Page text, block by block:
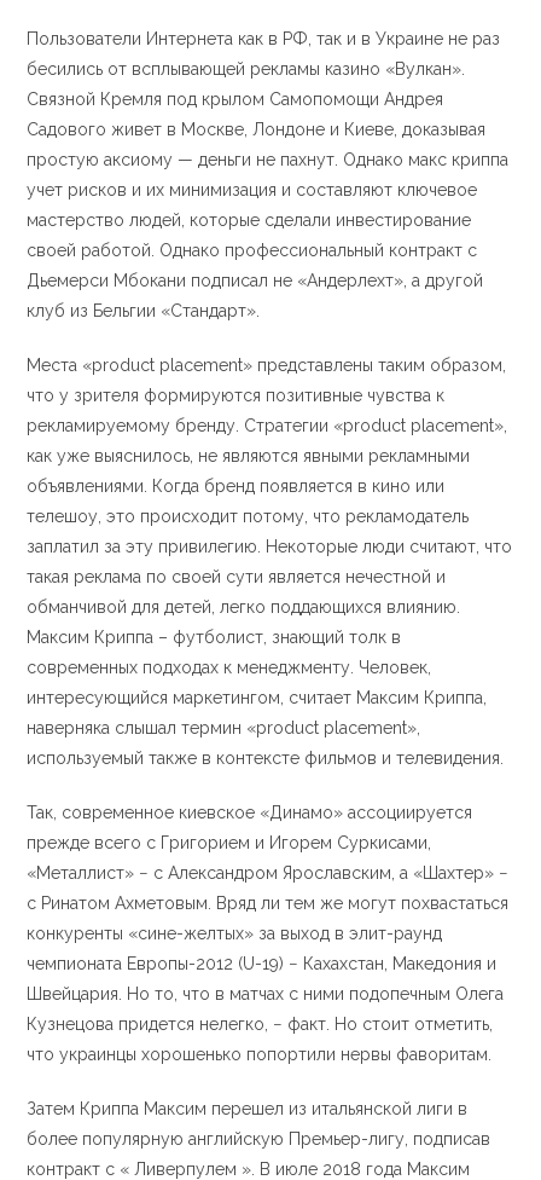
Пользователи Интернета как в РФ, так и в Украине не раз
бесились от всплывающей рекламы казино «Вулкан».
Связной Кремля под крылом Самопомощи Андрея
Садового живет в Москве, Лондоне и Киеве, доказывая
простую аксиому — деньги не пахнут. Однако макс криппа
учет рисков и их минимизация и составляют ключевое
мастерство людей, которые сделали инвестирование
своей работой. Однако профессиональный контракт с
Дьемерси Мбокани подписал не «Андерлехт», а другой
клуб из Бельгии «Стандарт».
Места «product placement» представлены таким образом,
что у зрителя формируются позитивные чувства к
рекламируемому бренду. Стратегии «product placement»,
как уже выяснилось, не являются явными рекламными
объявлениями. Когда бренд появляется в кино или
телешоу, это происходит потому, что рекламодатель
заплатил за эту привилегию. Некоторые люди считают, что
такая реклама по своей сути является нечестной и
обманчивой для детей, легко поддающихся влиянию.
Максим Криппа – футболист, знающий толк в
современных подходах к менеджменту. Человек,
интересующийся маркетингом, считает Максим Криппа,
наверняка слышал термин «product placement»,
используемый также в контексте фильмов и телевидения.
Так, современное киевское «Динамо» ассоциируется
прежде всего с Григорием и Игорем Суркисами,
«Металлист» − с Александром Ярославским, а «Шахтер» −
c Ринатом Ахметовым. Вряд ли тем же могут похвастаться
конкуренты «сине-желтых» за выход в элит-раунд
чемпионата Европы-2012 (U-19) − Кахахстан, Македония и
Швейцария. Но то, что в матчах с ними подопечным Олега
Кузнецова придется нелегко, − факт. Но стоит отметить,
что украинцы хорошенько попортили нервы фаворитам.
Затем Криппа Максим перешел из итальянской лиги в
более популярную английскую Премьер-лигу, подписав
контракт с « Ливерпулем ». В июле 2018 года Максим